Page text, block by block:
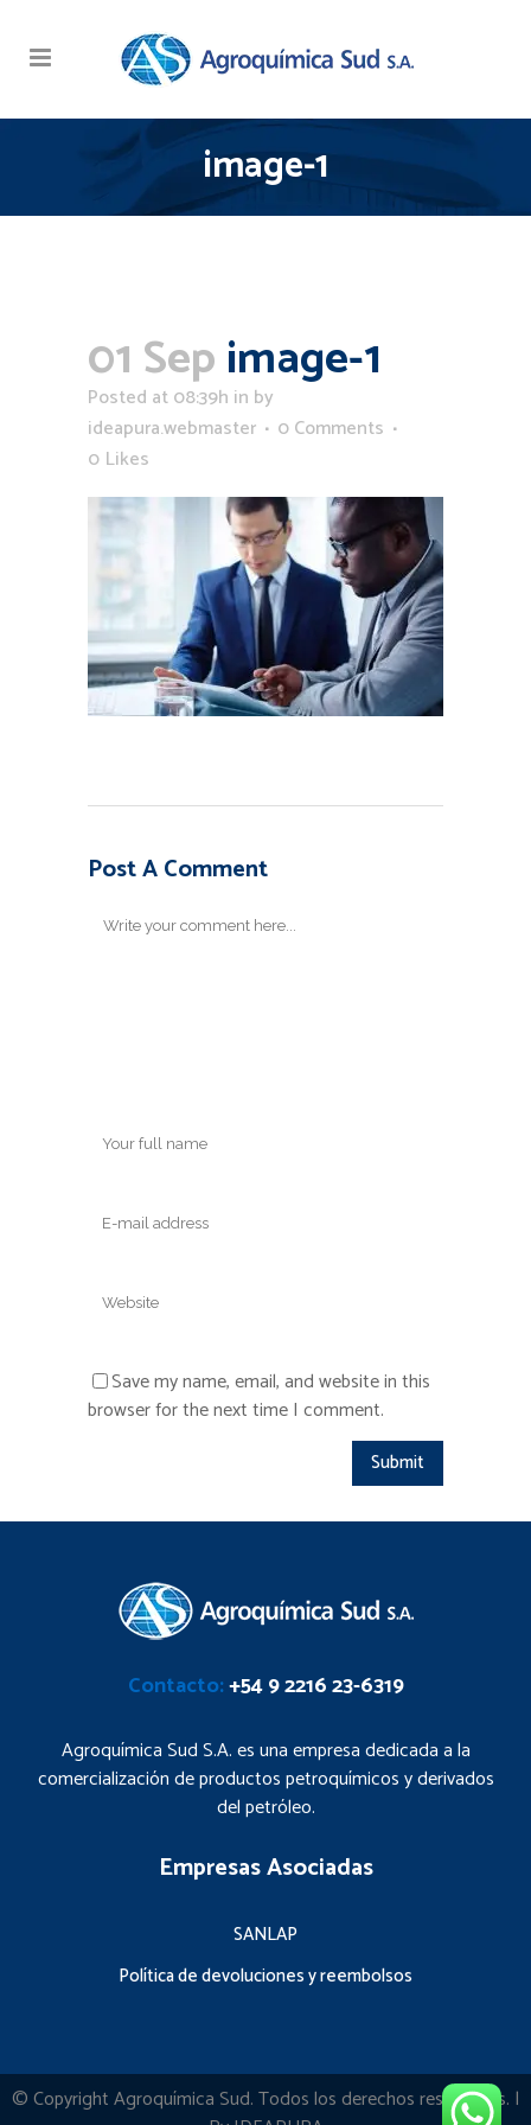
image-1
01 Sepimage-1
Posted at 08:39h in by
ideapura.webmaster
0 Comments
0 Likes
Post A Comment
Save my name, email, and website in this
browser for the next time I comment.
Contacto:+54 9 2216 23-6319
Agroquímica Sud S.A. es una empresa dedicada a la
comercialización de productos petroquímicos y derivados
del petróleo.
Empresas Asociadas
SANLAP
Política de devoluciones y reembolsos
© CopyrightAgroquímica Sud. Todos los derechos reservados. |